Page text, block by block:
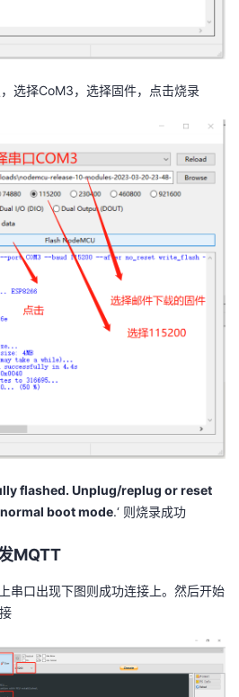
选择CoM3，选择固件，点击烧录
flashed. Unplug/replug or reset
boot mode.‘ 则烧录成功
MQTT
串口出现下图则成功连接上。然后开始